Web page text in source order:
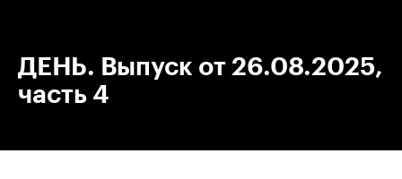
ДЕНЬ. Выпуск от 26.08.2025,
часть 4